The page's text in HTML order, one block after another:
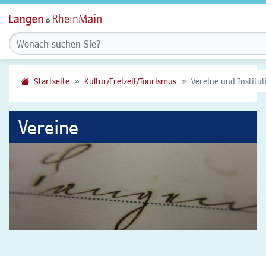
Startseite Kultur/Freizeit/Tourismus Vereine und
Vereine